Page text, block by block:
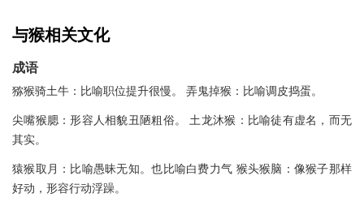
与猴相关文化
成语
猕猴骑土牛：比喻职位提升很慢。 弄鬼掉猴：比喻调皮捣蛋。
尖嘴猴腮：形容人相貌丑陋粗俗。 土龙沐猴：比喻徒有虚名，而无
其实。
猿猴取月：比喻愚昧无知。也比喻白费力气 猴头猴脑：像猴子那样
好动，形容行动浮躁。